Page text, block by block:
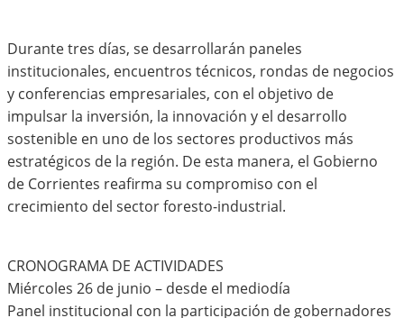
Durante tres días, se desarrollarán paneles
institucionales, encuentros técnicos, rondas de negocios
y conferencias empresariales, con el objetivo de
impulsar la inversión, la innovación y el desarrollo
sostenible en uno de los sectores productivos más
estratégicos de la región. De esta manera, el Gobierno
de Corrientes reafirma su compromiso con el
crecimiento del sector foresto-industrial.
CRONOGRAMA DE ACTIVIDADES
Miércoles 26 de junio – desde el mediodía
Panel institucional con la participación de gobernadores